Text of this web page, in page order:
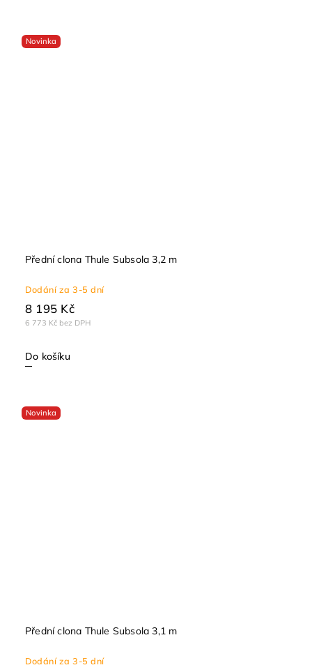
Novinka
Přední clona Thule Subsola 3,2 m
Dodání za 3-5 dní
6 773 Kč bez DPH
8 195 Kč
Do košíku
Novinka
Přední clona Thule Subsola 3,1 m
Dodání za 3-5 dní